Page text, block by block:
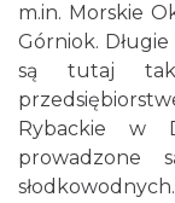
m.in. Morskie
Górniok.
są tutaj
Rybackie w
prowadzone